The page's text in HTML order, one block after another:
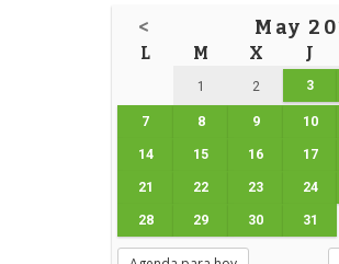
< May
L M X J
1 2 3
7 8 9 10
14 15 16 17
21 22 23 24
28 29 30 31